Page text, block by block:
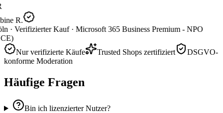
R.
· Verifizierter Kauf · Microsoft 365 Business Premium - NPO
Nur verifizierte Käufe
Trusted Shops zertifiziert
DSGVO-
konforme Moderation
Häufige Fragen
Bin ich lizenzierter Nutzer?